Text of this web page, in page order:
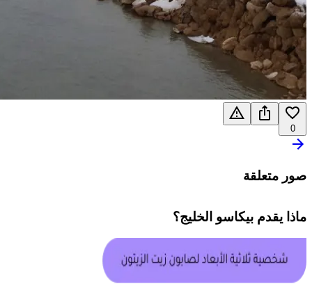
0
صور متعلقة
ماذا يقدم بيكاسو الخليج؟